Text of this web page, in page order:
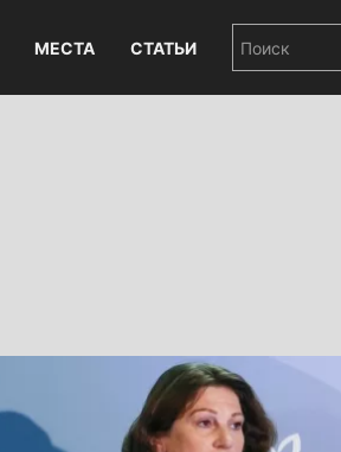
МЕСТА СТАТЬИ